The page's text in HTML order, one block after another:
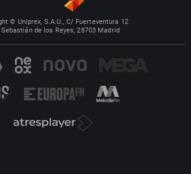
© Uniprex, S.A.U., C/ Fuerteventura 12
de los Reyes, 28703 Madrid